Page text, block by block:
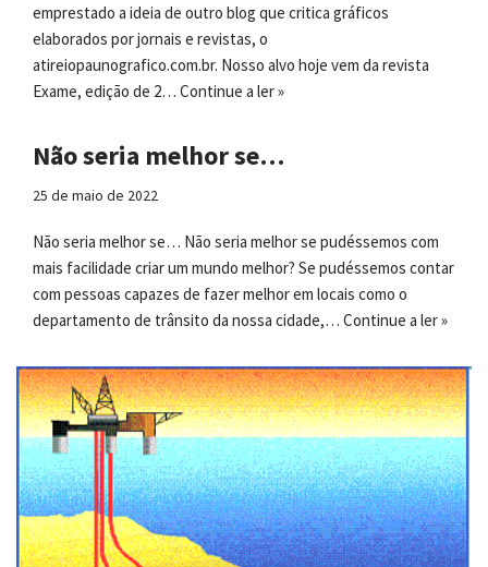
emprestado a ideia de outro blog que critica gráficos
elaborados por jornais e revistas, o
atireiopaunografico.com.br. Nosso alvo hoje vem da revista
Exame, edição de 2… Continue a ler »
Não seria melhor se…
25 de maio de 2022
Não seria melhor se… Não seria melhor se pudéssemos com
mais facilidade criar um mundo melhor? Se pudéssemos contar
com pessoas capazes de fazer melhor em locais como o
departamento de trânsito da nossa cidade,… Continue a ler »